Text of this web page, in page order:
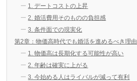
1. デートコストの上昇
2. 婚活費用そのものの負担感
3. 条件面での現実化
第2章：物価高時代でも婚活を進めるべき理由
1. 物価高は長期化する可能性が高い
2. 年齢は確実に上がる
3. 今始める人はライバルが減って有利